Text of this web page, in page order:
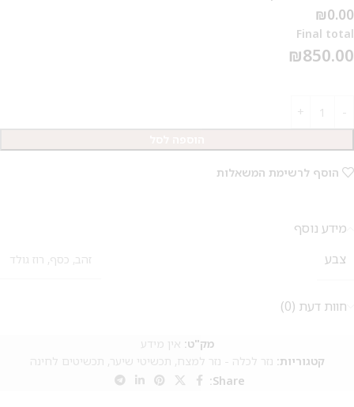
₪0.00
Final total
₪850.00
הוסף לרשימת המשאלות
מידע נוסף
צבע
זהב, כסף, רוז גולד
חוות דעת (0)
מק"ט: אין מידע
קטגוריות: נזר לכלה - נזר למצח, תכשיטי שיער, תכשיטים לחינה
Share: